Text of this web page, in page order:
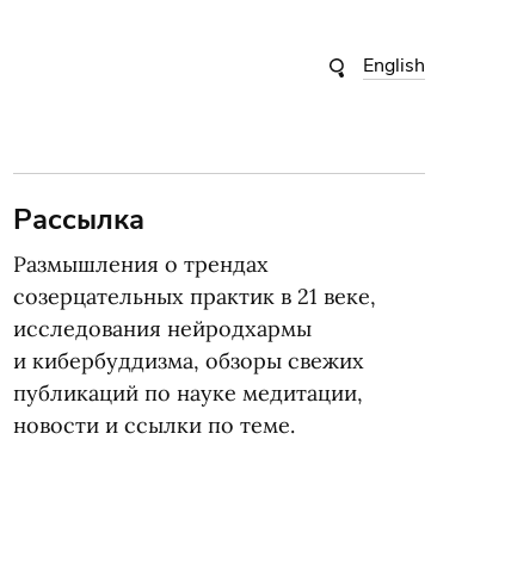
English
Рассылка
Размышления о трендах
созерцательных практик в 21 веке,
исследования нейродхармы
и кибербуддизма, обзоры свежих
публикаций по науке медитации,
новости и ссылки по теме.